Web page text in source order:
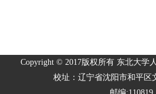
Copyright © 2017版权所有 东北大学
校址：辽宁省沈阳市和平区